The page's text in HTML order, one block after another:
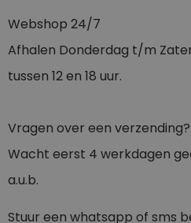
Webshop 24/7
Afhalen Donderdag t/m
tussen 12 en 18 uur.
Vragen over een verzending?
Wacht eerst 4 werkdagen
a.u.b.
Stuur een whatsapp of sms